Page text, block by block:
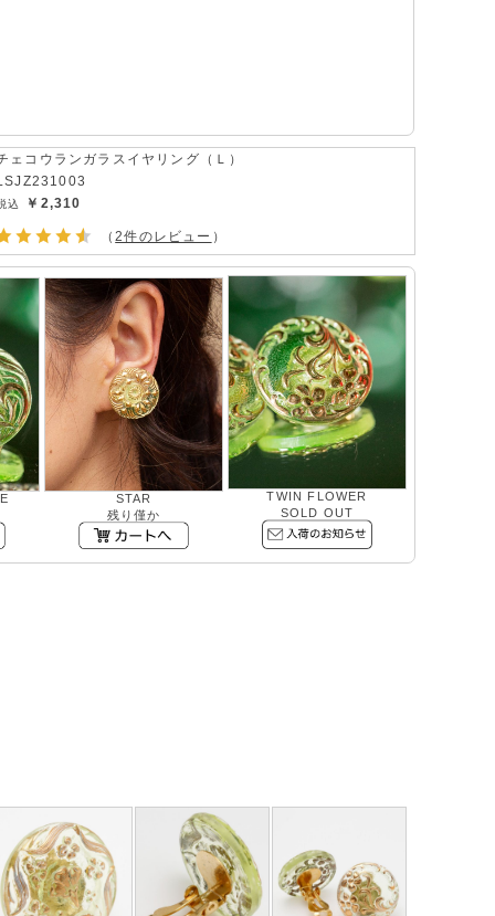
ェコウランガラスイヤリング（Ｌ）
￥2,310
（2件のレビュー ）
STAR
残り僅か
TWIN FLOWER
SOLD OUT